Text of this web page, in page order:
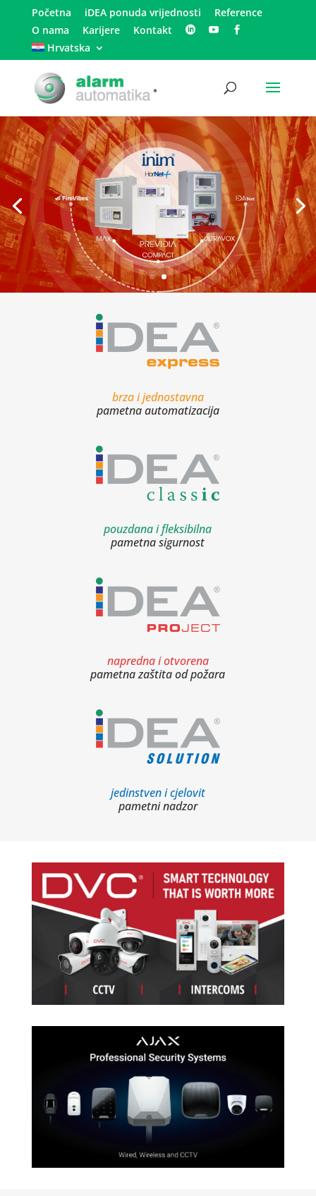
Početna iDEA ponuda vrijednosti
Reference
O nama
Karijere
Kontakt
Hrvatska
brza i jednostavna
pametna automatizacija
pouzdana i fleksibilna
pametna sigurnost
napredna i otvorena
pametna zaštita od požara
jedinstven i cjelovit
pametni nadzor